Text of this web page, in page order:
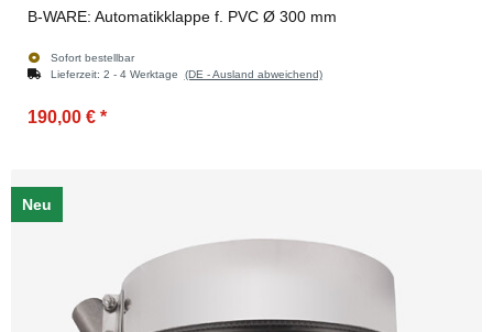
B-WARE: Automatikklappe f. PVC Ø 300 mm
Sofort bestellbar
Lieferzeit: 2 - 4 Werktage (DE - Ausland abweichend)
190,00 € *
Neu